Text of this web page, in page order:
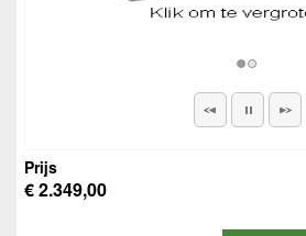
Prijs
€ 2.349,00